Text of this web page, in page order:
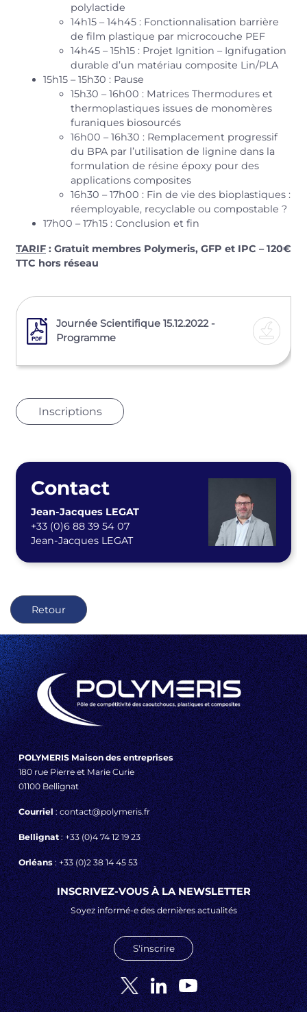
polylactide
14h15 – 14h45 : Fonctionnalisation barrière
de film plastique par microcouche PEF
14h45 – 15h15 : Projet Ignition – Ignifugation
durable d’un matériau composite Lin/PLA
15h15 – 15h30 : Pause
15h30 – 16h00 : Matrices Thermodures et
thermoplastiques issues de monomères
furaniques biosourcés
16h00 – 16h30 : Remplacement progressif
du BPA par l’utilisation de lignine dans la
formulation de résine époxy pour des
applications composites
16h30 – 17h00 : Fin de vie des bioplastiques :
réemployable, recyclable ou compostable ?
17h00 – 17h15 : Conclusion et fin
TARIF : Gratuit membres Polymeris, GFP et IPC – 120€
TTC hors réseau
Journée Scientifique 15.12.2022 -
Programme
Inscriptions
Contact
Jean-Jacques LEGAT
+33 (0)6 88 39 54 07
Jean-Jacques LEGAT
Retour
POLYMERIS Maison des entreprises
180 rue Pierre et Marie Curie
01100 Bellignat
Courriel: contact@polymeris.fr
Bellignat: +33 (0)4 74 12 19 23
Orléans: +33 (0)2 38 14 45 53
INSCRIVEZ-VOUS À LA NEWSLETTER
Soyez informé-e des dernières actualités
S'inscrire